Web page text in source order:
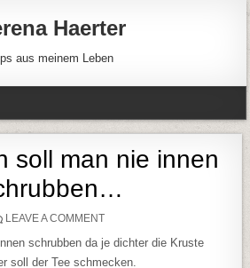
Haerter
aus meinem Leben
soll man nie innen
LEAVE A COMMENTON TEEKANNEN SOLL
schrubben da je dichter die Kruste
soll der Tee schmecken.